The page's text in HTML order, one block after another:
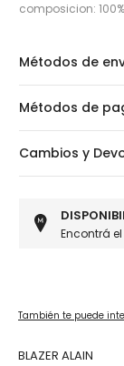
composicion:
Métodos de
Métodos de
Cambios y
Encontrá
También te puede
BLAZER ALAIN